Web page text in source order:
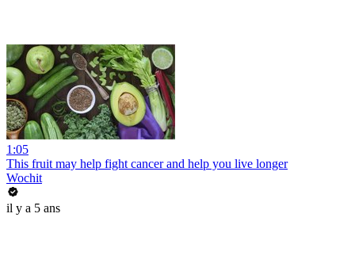
1:05
This fruit may help fight cancer and help you live longer
Wochit
il y a 5 ans